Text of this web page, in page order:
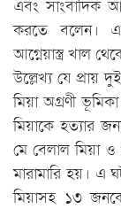
এবং সাংবাদিক
করতে বলেন।
আগ্নেয়াস্ত্র খাল
উল্লেখ্য যে প্রায়
মিয়া অগ্রণী
মিয়াকে হত্যার
মে বেলাল মিয়া
মারামারি হয়। এ
মিয়াসহ ১৩